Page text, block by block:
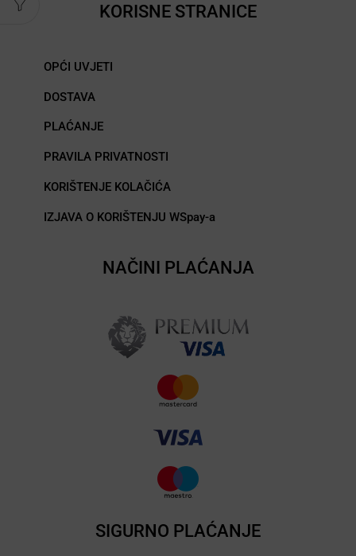
KORISNE STRANICE
OPĆI UVJETI
DOSTAVA
PLAĆANJE
PRAVILA PRIVATNOSTI
KORIŠTENJE KOLAČIĆA
IZJAVA O KORIŠTENJU WSpay-a
NAČINI PLAĆANJA
SIGURNO PLAĆANJE